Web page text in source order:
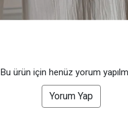
Bu ürün için henüz yorum
Yorum Yap